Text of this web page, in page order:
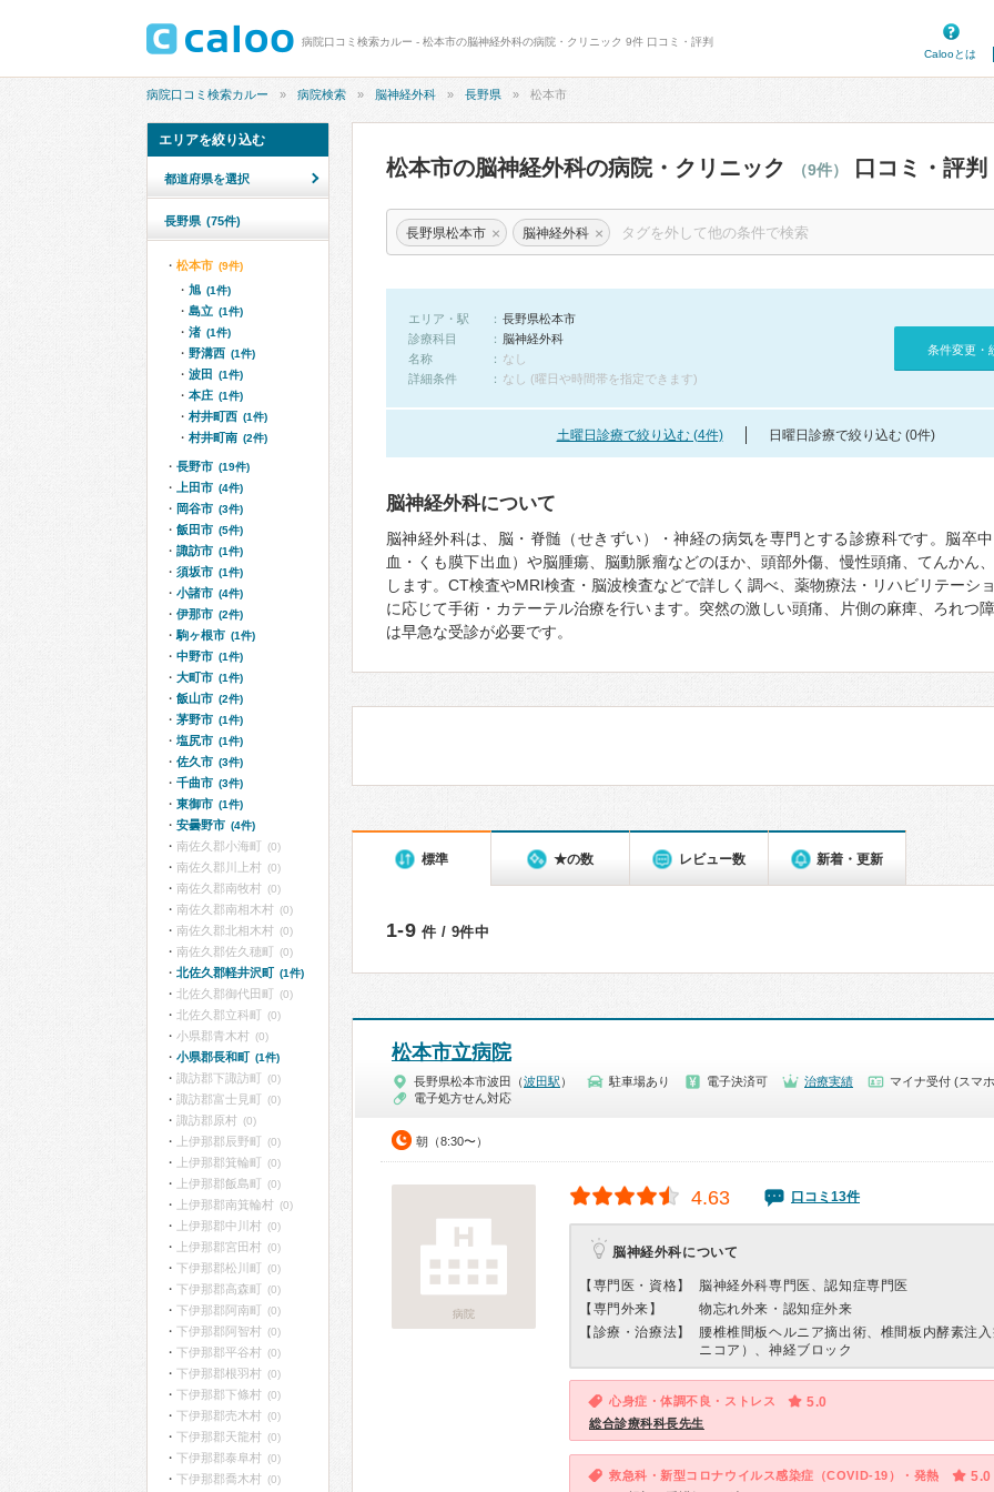
病院口コミ検索カルー - 松本市の脳神経外科の病院・クリニック 9件 口コミ・評判
Calooとは
病院口コミ検索カルー 病院検索 脳神経外科 長野県 松本市
松本市の脳神経外科の病院・クリニック （9件） 口コミ・評判
長野県松本市 × 脳神経外科 ×
エリア・駅
長野県松本市
診療科目
脳神経外科
名称
なし
詳細条件
なし (曜日や時間帯を指定できます)
条件変更・
土曜日診療で絞り込む (4件) 日曜日診療で絞り込む (0件)
脳神経外科について
脳神経外科は、脳・脊髄（せきずい）・神経の病気を専門とする診療科です。脳卒
血・くも膜下出血）や脳腫瘍、脳動脈瘤などのほか、頭部外傷、慢性頭痛、てんかん
します。CT検査やMRI検査・脳波検査などで詳しく調べ、薬物療法・リハビリテーシ
に応じて手術・カテーテル治療を行います。突然の激しい頭痛、片側の麻痺、ろれつ
は早急な受診が必要です。
標準 ★の数 レビュー数 新着・更新
1-9 件 / 9件中
松本市立病院
長野県松本市波田（波田駅 ） 駐車場あり 電子決済可 治療実績
マイナ受付 (スマ
電子処方せん対応
朝（8:30〜）
病院
4.63 口コミ13件
脳神経外科について
【専門医・資格】
脳神経外科専門医、認知症専門医
【専門外来】
物忘れ外来・認知症外来
【診療・治療法】
腰椎椎間板ヘルニア摘出術、椎間板内酵素注
ニコア）、神経ブロック
心身症・体調不良・ストレス 5.0
総合診療科科長先生
救急科・新型コロナウイルス感染症（COVID-19）・発熱 5.0
エリアを絞り込む
都道府県を選択
長野県 (75件)
松本市 (9件)
旭 (1件)
島立 (1件)
渚 (1件)
野溝西 (1件)
波田 (1件)
本庄 (1件)
村井町西 (1件)
村井町南 (2件)
長野市 (19件)
上田市 (4件)
岡谷市 (3件)
飯田市 (5件)
諏訪市 (1件)
須坂市 (1件)
小諸市 (4件)
伊那市 (2件)
駒ヶ根市 (1件)
中野市 (1件)
大町市 (1件)
飯山市 (2件)
茅野市 (1件)
塩尻市 (1件)
佐久市 (3件)
千曲市 (3件)
東御市 (1件)
安曇野市 (4件)
南佐久郡小海町 (0)
南佐久郡川上村 (0)
南佐久郡南牧村 (0)
南佐久郡南相木村 (0)
南佐久郡北相木村 (0)
南佐久郡佐久穂町 (0)
北佐久郡軽井沢町 (1件)
北佐久郡御代田町 (0)
北佐久郡立科町 (0)
小県郡青木村 (0)
小県郡長和町 (1件)
諏訪郡下諏訪町 (0)
諏訪郡富士見町 (0)
諏訪郡原村 (0)
上伊那郡辰野町 (0)
上伊那郡箕輪町 (0)
上伊那郡飯島町 (0)
上伊那郡南箕輪村 (0)
上伊那郡中川村 (0)
上伊那郡宮田村 (0)
下伊那郡松川町 (0)
下伊那郡高森町 (0)
下伊那郡阿南町 (0)
下伊那郡阿智村 (0)
下伊那郡平谷村 (0)
下伊那郡根羽村 (0)
下伊那郡下條村 (0)
下伊那郡売木村 (0)
下伊那郡天龍村 (0)
下伊那郡泰阜村 (0)
下伊那郡喬木村 (0)